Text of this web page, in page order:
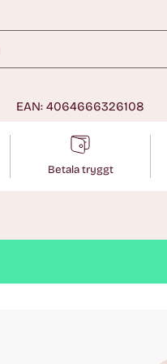
EAN: 4064666326108
Betala tryggt